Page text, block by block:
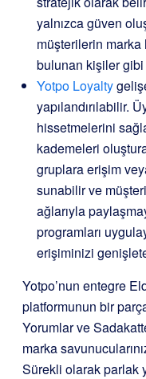
yalnızca güven
müşterilerin
bulunan kişiler
Yotpo Loyalty
yapılandırılabilir.
hissetmelerini
kademeleri
gruplara erişim
sunabilir ve
ağlarıyla
programları
erişiminizi
Yotpo’nun entegre
platformunun bir
Yorumlar ve
marka
Sürekli olarak parlak